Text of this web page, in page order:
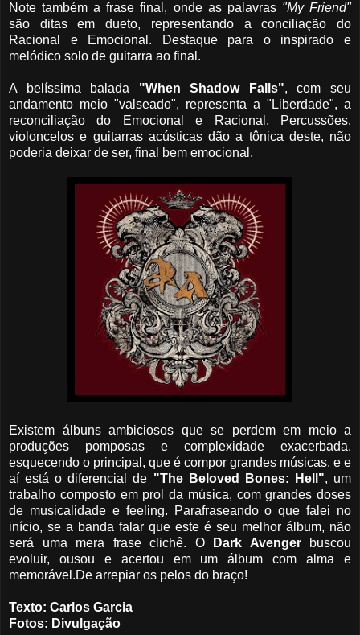
Note também a frase final, onde as palavras "My Friend"
são ditas em dueto, representando a conciliação do
Racional e Emocional. Destaque para o inspirado e
melódico solo de guitarra ao final.
A belíssima balada "When Shadow Falls", com seu
andamento meio "valseado", representa a "Liberdade", a
reconciliação do Emocional e Racional. Percussões,
violoncelos e guitarras acústicas dão a tônica deste, não
poderia deixar de ser, final bem emocional.
Existem álbuns ambiciosos que se perdem em meio a
produções pomposas e complexidade exacerbada,
esquecendo o principal, que é compor grandes músicas, e e
aí está o diferencial de "The Beloved Bones: Hell", um
trabalho composto em prol da música, com grandes doses
de musicalidade e feeling. Parafraseando o que falei no
início, se a banda falar que este é seu melhor álbum, não
será uma mera frase clichê. O
Dark Avengerbuscou
evoluir, ousou e acertou em um álbum com alma e
memorável.De arrepiar os pelos do braço!
Texto: Carlos Garcia
Fotos: Divulgação